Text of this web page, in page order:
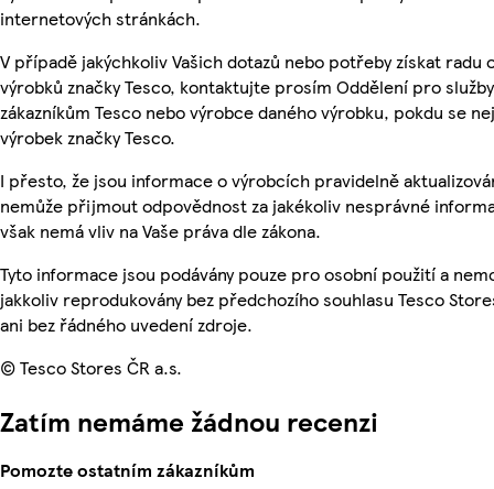
internetových stránkách.
V případě jakýchkoliv Vašich dotazů nebo potřeby získat radu
výrobků značky Tesco, kontaktujte prosím Oddělení pro služby
zákazníkům Tesco nebo výrobce daného výrobku, pokdu se
výrobek značky Tesco.
I přesto, že jsou informace o výrobcích pravidelně
nemůže přijmout odpovědnost za jakékoliv nesprávné
však nemá vliv na Vaše práva dle zákona.
Tyto informace jsou podávány pouze pro osobní použití a
jakkoliv reprodukovány bez předchozího souhlasu Tesco
ani bez řádného uvedení zdroje.
© Tesco Stores ČR a.s.
Zatím nemáme žádnou recenzi
Pomozte ostatním zákazníkům